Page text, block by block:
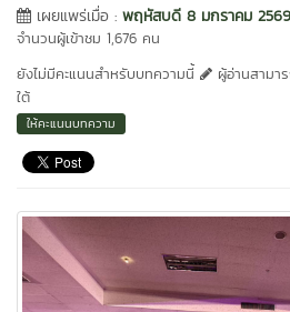
เผยแพร่เมื่อ : พฤหัสบดี 8 มกราคม 2569
จำนวนผู้เข้าชม 1,676 คน
ยังไม่มีคะแนนสำหรับบทความนี้
ผู้อ่านสามา
ใต้
ให้คะแนนบทความ